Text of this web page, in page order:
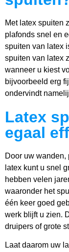
Met latex spuiten
plafonds snel en
spuiten van latex
spuiten van latex
wanneer u kiest
bijvoorbeeld erg
ondervindt
Latex
egaal
Door uw wanden,
latex kunt u snel
hebben velen
waaronder het
één keer goed
werk blijft u zien.
druipers of grote
Laat daarom uw